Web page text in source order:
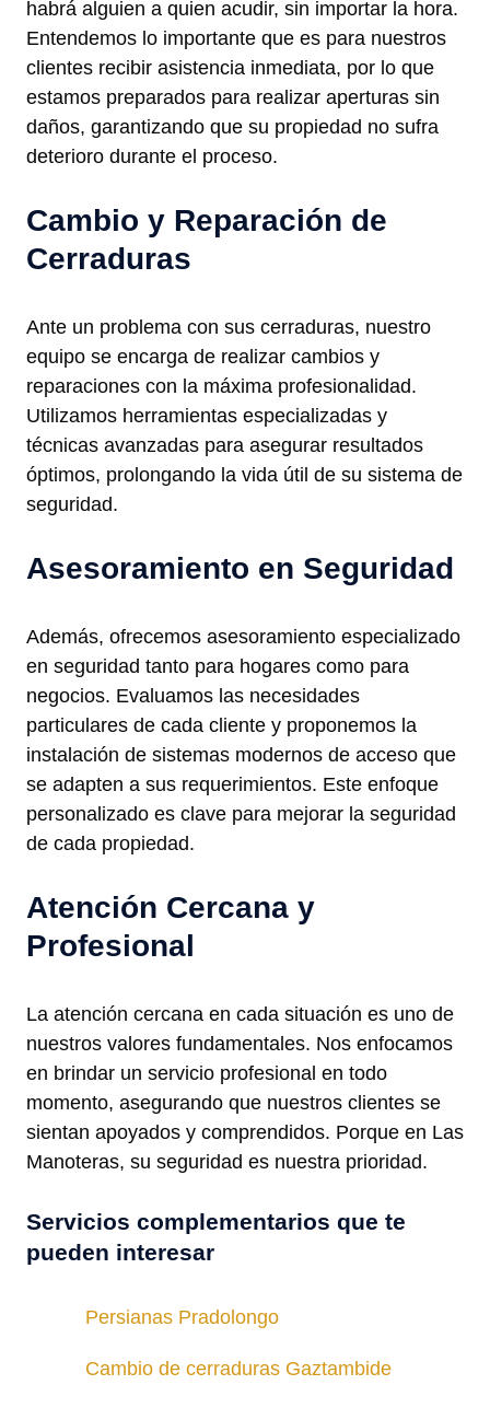
habrá alguien a quien acudir, sin importar la hora.
Entendemos lo importante que es para nuestros
clientes recibir asistencia inmediata, por lo que
estamos preparados para realizar aperturas sin
daños, garantizando que su propiedad no sufra
deterioro durante el proceso.
Cambio y Reparación de
Cerraduras
Ante un problema con sus cerraduras, nuestro
equipo se encarga de realizar cambios y
reparaciones con la máxima profesionalidad.
Utilizamos herramientas especializadas y
técnicas avanzadas para asegurar resultados
óptimos, prolongando la vida útil de su sistema de
seguridad.
Asesoramiento en Seguridad
Además, ofrecemos asesoramiento especializado
en seguridad tanto para hogares como para
negocios. Evaluamos las necesidades
particulares de cada cliente y proponemos la
instalación de sistemas modernos de acceso que
se adapten a sus requerimientos. Este enfoque
personalizado es clave para mejorar la seguridad
de cada propiedad.
Atención Cercana y
Profesional
La atención cercana en cada situación es uno de
nuestros valores fundamentales. Nos enfocamos
en brindar un servicio profesional en todo
momento, asegurando que nuestros clientes se
sientan apoyados y comprendidos. Porque en Las
Manoteras, su seguridad es nuestra prioridad.
Servicios complementarios que te
pueden interesar
Persianas Pradolongo
Cambio de cerraduras Gaztambide